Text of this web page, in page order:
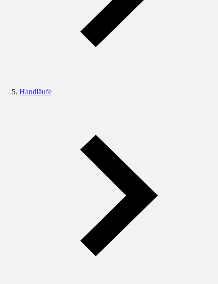
Handläufe